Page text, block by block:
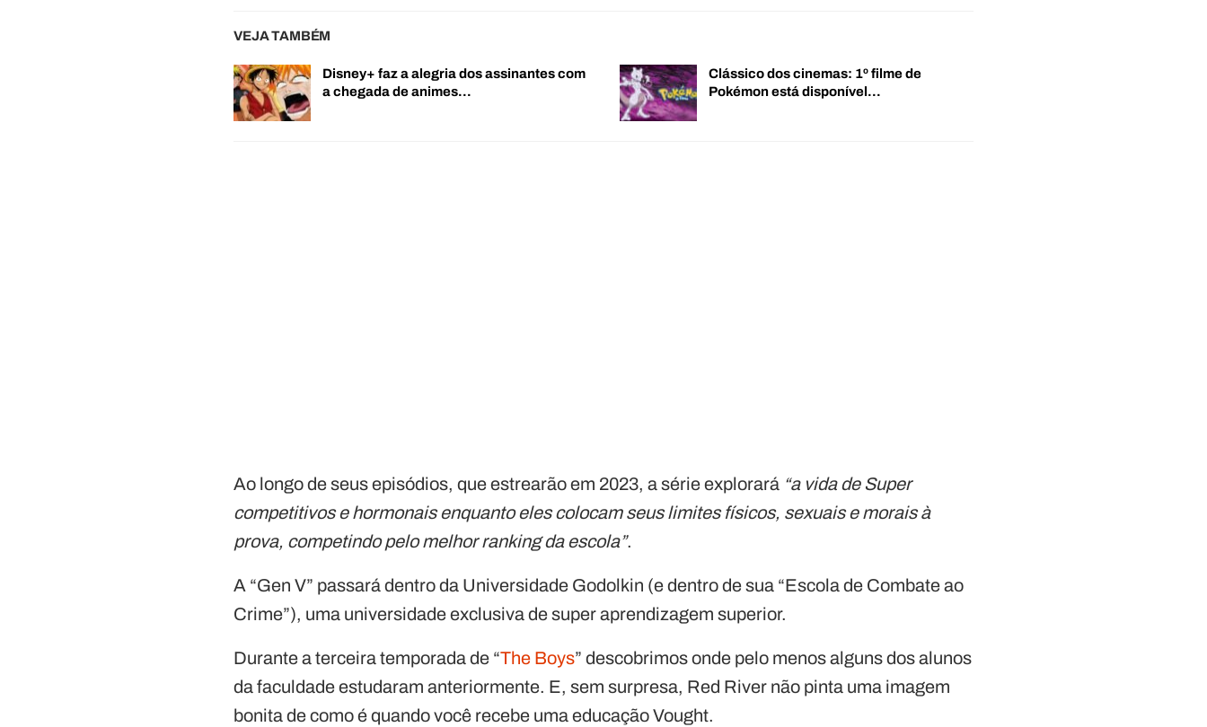
VEJA TAMBÉM
Disney+ faz a alegria dos assinantes com
a chegada de animes…
Clássico dos cinemas: 1º filme de
Pokémon está disponível…
Ao longo de seus episódios, que estrearão em 2023, a série explorará “a vida de Super
competitivos e hormonais enquanto eles colocam seus limites físicos, sexuais e morais à
prova, competindo pelo melhor ranking da escola”.
A “Gen V” passará dentro da Universidade Godolkin (e dentro de sua “Escola de Combate ao
Crime”), uma universidade exclusiva de super aprendizagem superior.
Durante a terceira temporada de “The Boys” descobrimos onde pelo menos alguns dos alunos
da faculdade estudaram anteriormente. E, sem surpresa, Red River não pinta uma imagem
bonita de como é quando você recebe uma educação Vought.